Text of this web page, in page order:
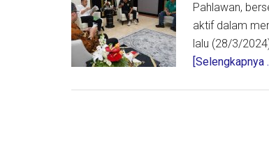
Pahlawan,
aktif dalam
lalu (28/3/
[Selengkapnya